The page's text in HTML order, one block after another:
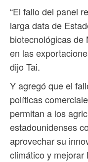
“El fallo del panel
larga data de
biotecnológicas de
en las
dijo Tai.
Y agregó que el
políticas
permitan a los
estadounidenses
aprovechar su
climático y mejorar